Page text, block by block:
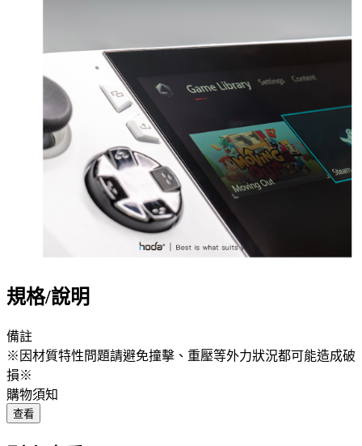
規格/說明
備註
※因材質特性問題請避免撞擊、重壓等外力狀況都可能造成破
損※
購物須知
查看